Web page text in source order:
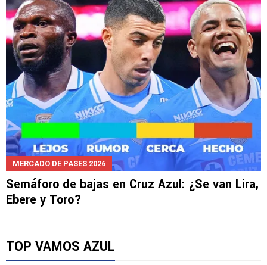
MERCADO DE PASES 2026
Semáforo de bajas en Cruz Azul: ¿Se van Lira,
Ebere y Toro?
TOP VAMOS AZUL